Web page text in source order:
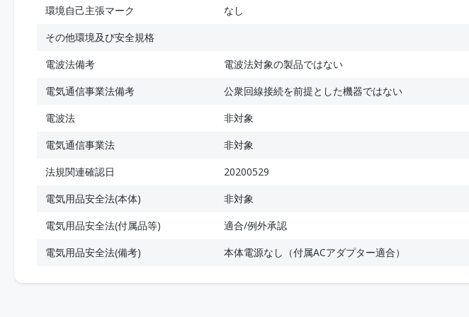
環境自己主張マーク
なし
その他環境及び安全規格
電波法備考
電波法対象の製品ではない
電気通信事業法備考
公衆回線接続を前提とした機器ではない
電波法
非対象
電気通信事業法
非対象
法規関連確認日
20200529
電気用品安全法(本体)
非対象
電気用品安全法(付属品等)
適合/例外承認
電気用品安全法(備考)
本体電源なし（付属ACアダプター適合）